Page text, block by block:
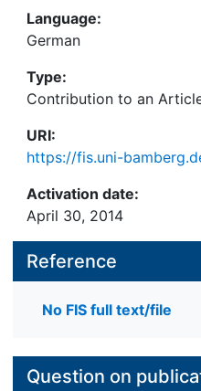
Language:
German
Type:
Contribution to an
URI:
https://fis.uni-
Activation date:
April 30, 2014
Reference
No FIS full text/file
Question on